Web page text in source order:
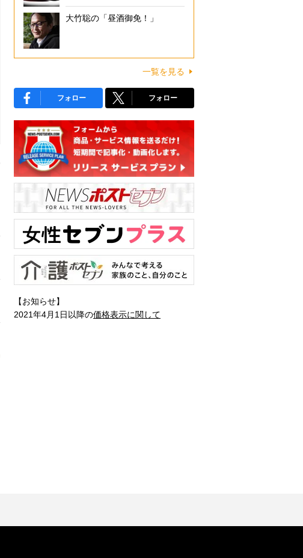
大竹聡の「昼酒御免！」
一覧を見る
フォロー フォロー
【お知らせ】
2021年4月1日以降の価格表示に関して